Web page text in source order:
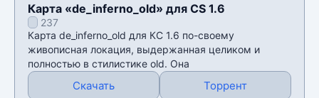
Карта «de_inferno_old» для CS 1.6
237
Карта de_inferno_old для КС 1.6 по-своему
живописная локация, выдержанная целиком и
полностью в стилистике old. Она
Скачать Торрент